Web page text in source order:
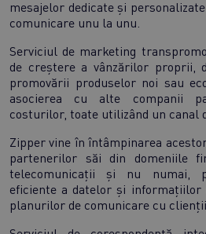
mesajelor dedicate și
comunicare unu la unu.
Serviciul de marketing
de creștere a vânzărilor proprii,
promovării produselor noi sau
asocierea cu alte companii
costurilor, toate utilizând un canal
Zipper vine în întâmpinarea
partenerilor săi din domeniile
telecomunicații și nu numai,
eficiente a datelor și informațiilor
planurilor de comunicare cu